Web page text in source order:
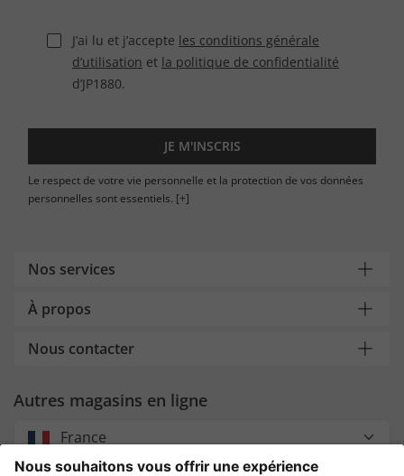
J’ai lu et j’accepte les conditions générale
d’utilisation et la politique de confidentialité
d’JP1880.
JE M'INSCRIS
Le respect de votre vie personnelle et la protection de vos données
personnelles sont essentiels. [+]
Nos services
À propos
Nous contacter
Autres magasins en ligne
France